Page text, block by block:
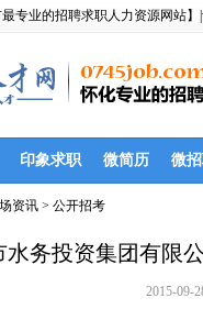
专业的招聘求职人力资源网站】
印象求职 微简历 微
资讯 > 公开招考
水务投资集团有限
2015-09-